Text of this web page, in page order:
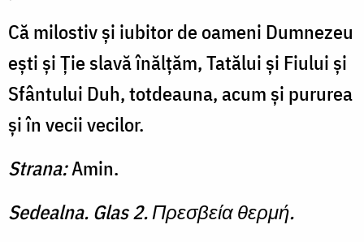
Că milostiv şi iubitor de oameni Dumnezeu
eşti şi Ţie slavă înălţăm, Tatălui şi Fiului şi
Sfântului Duh, totdeauna, acum şi pururea
şi în vecii vecilor.
Strana:Amin.
Sedealna. Glas 2. Πρεσβεία θερμή.